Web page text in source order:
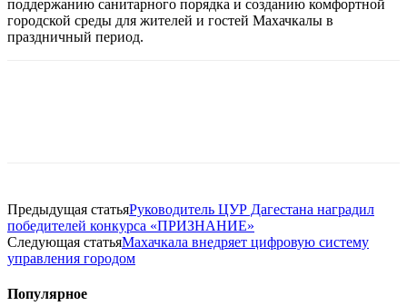
поддержанию санитарного порядка и созданию комфортной
городской среды для жителей и гостей Махачкалы в
праздничный период.
Предыдущая статьяРуководитель ЦУР Дагестана наградил
победителей конкурса «ПРИЗНАНИЕ»
Следующая статьяМахачкала внедряет цифровую систему
управления городом
Популярное